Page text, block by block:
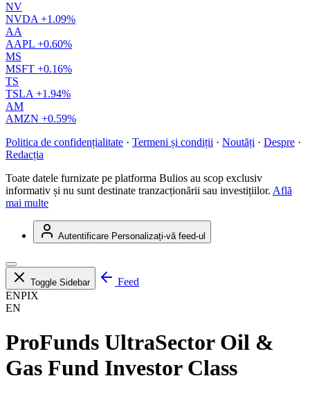
NV
NVDA +1.09%
AA
AAPL +0.60%
MS
MSFT +0.16%
TS
TSLA +1.94%
AM
AMZN +0.59%
Politica de confidențialitate · Termeni și condiții · Noutăți · Despre ·
Redacția
Toate datele furnizate pe platforma Bulios au scop exclusiv
informativ și nu sunt destinate tranzacționării sau investițiilor. Află
mai multe
Autentificare Personalizați-vă feed-ul
Toggle Sidebar
Feed
ENPIX
EN
ProFunds UltraSector Oil &
Gas Fund Investor Class